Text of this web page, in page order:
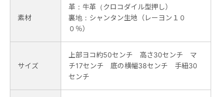
素材
革：牛革（クロコダイル型押し）
裏地：シャンタン生地（レーヨン１０
０％）
サイズ
上部ヨコ約50センチ 高さ30センチ マ
チ17センチ 底の横幅38センチ 手紐30
センチ